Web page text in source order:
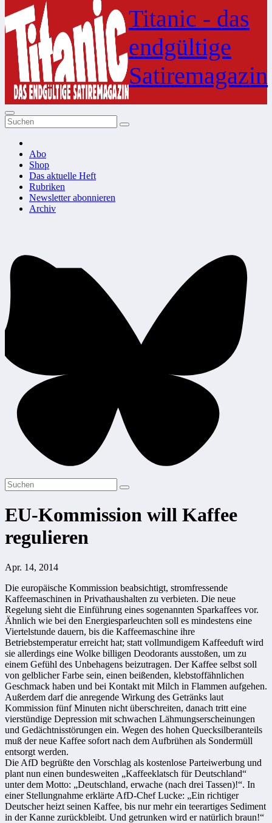
springen
Titanic - das
endgültige
Satiremagazin
Abo
Shop
Das aktuelle Heft
Rubriken
Newsletter abonnieren
Archiv
EU-Kommission will Kaffee
regulieren
Apr. 14, 2014
Die europäische Kommission beabsichtigt, stromfressende
Kaffeemaschinen in Privathaushalten zu verbieten. Die neue
Regelung sieht die Einführung eines sogenannten Sparkaffees vor.
Ähnlich wie bei den Energiesparleuchten soll es mindestens eine
Viertelstunde dauern, bis die Kaffeemaschine ihre
Betriebstemperatur erreicht hat; statt vollmundigem Kaffeeduft wird
sie allerdings eine Wolke billigen Deodorants ausstoßen, um zu
einem Gefühl des Unbehagens beizutragen. Der Kaffee selbst soll
von gelblicher Farbe sein, einen beißenden, klebstoffähnlichen
Geschmack haben und bei Kontakt mit Milch in Flammen aufgehen.
Außerdem darf die anregende Wirkung des Getränks laut
Kommission fünf Minuten nicht überschreiten, danach tritt eine
vierstündige Depression mit schwachen Lähmungserscheinungen
und Gedächtnisstörungen ein. Wegen des hohen Quecksilberanteils
muß der neue Kaffee sofort nach dem Aufbrühen als Sondermüll
entsorgt werden.
Die AfD begrüßte den Vorschlag als kostenlose Parteiwerbung und
plant nun einen bundesweiten „Kaffeeklatsch für Deutschland“
unter dem Motto: „Deutschland, erwache (nach drei Tassen)!“. In
einer Stellungnahme erklärte AfD-Chef Lucke: „Ein richtiger
Deutscher heizt seinen Kaffee, bis nur mehr ein teerartiges Sediment
in der Kanne zurückbleibt. Und getrunken wird er natürlich braun!“